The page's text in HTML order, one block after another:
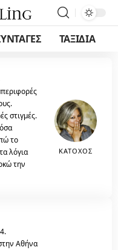
ΤΑΞΙΔΙΑ
στιγμές.
το
λόγια
την
ΚΆΤΟΧΟΣ
Αθήνα